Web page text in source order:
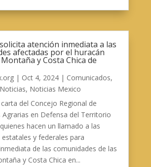
atención inmediata a las
afectadas por el huracán
y Costa Chica de
| Oct 4, 2024| Comunicados,
Noticias, Noticias Mexico
del Concejo Regional de
Agrarias en Defensa del Territorio
hacen un llamado a las
y federales para
de las comunidades de las
y Costa Chica en...